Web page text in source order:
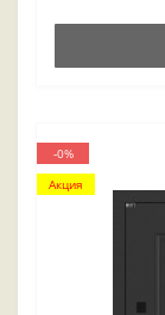
-0%
Акция